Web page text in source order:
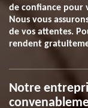
de confiance pour
Nous vous
de vos attentes.
rendent
Notre